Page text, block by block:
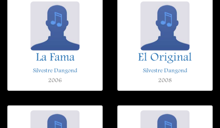
La Fama
Silvestre Dangond
2006
El Original
Silvestre Dangond
2008